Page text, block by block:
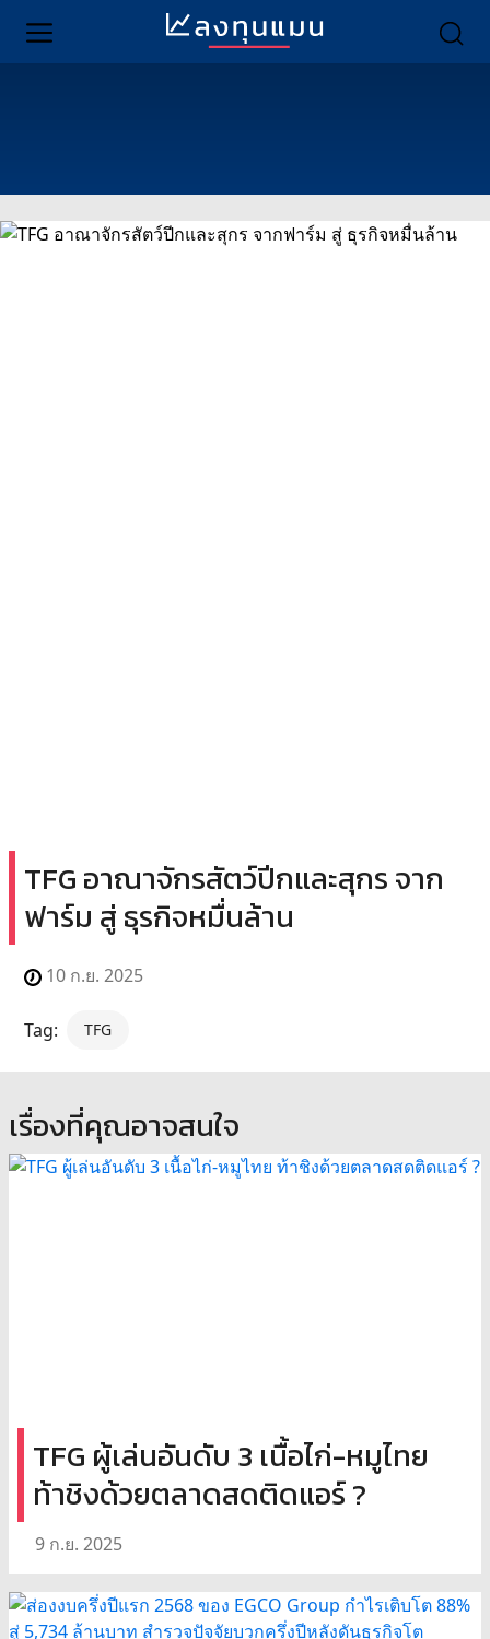
TFG อาณาจักรสัตว์ปีกและสุกร จาก
ฟาร์ม สู่ ธุรกิจหมื่นล้าน
10 ก.ย. 2025
Tag: TFG
เรื่องที่คุณอาจสนใจ
TFG ผู้เล่นอันดับ 3 เนื้อไก่-หมูไทย
ท้าชิงด้วยตลาดสดติดแอร์ ?
9 ก.ย. 2025